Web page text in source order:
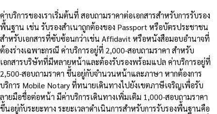
ค่าบริการของเราเริ่มต้นที่ สอบถามราคาต่อเอกสารสำหรับการรับรอง
พื้นฐาน เช่น รับรองสำเนาถูกต้องของ Passport หรือบัตรประชาชน
สำหรับเอกสารที่ซับซ้อนกว่าเช่น Affidavit หรือหนังสือมอบอำนาจที่
ต้องร่างเฉพาะกรณี ค่าบริการอยู่ที่ 2,000-สอบถามราคา สำหรับ
เอกสารบริษัทที่มีหลายหน้าและต้องรับรองพร้อมแปล ค่าบริการอยู่ที่
2,500-สอบถามราคา ขึ้นอยู่กับจำนวนหน้าและภาษา หากต้องการ
บริการ Mobile Notary ที่ทนายเดินทางไปยังเขตภาษีเจริญเพื่อรับ
ลายมือชื่อต่อหน้า มีค่าบริการเดินทางเพิ่มเติม 1,000-สอบถามราคา
ขึ้นอยู่กับระยะทาง ระยะเวลาดำเนินการสำหรับการรับรองพื้นฐานคือ